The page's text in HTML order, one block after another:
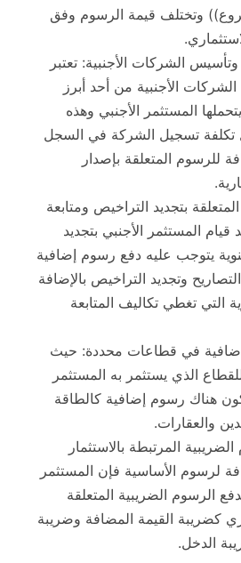
وتختلف قيمة الرسوم وفق
الشركات الأجنبية: تعتبر
الأجنبية من أحد أبرز
المستثمر الأجنبي وهذه
تسجيل الشركة في السجل
للرسوم المتعلقة بإصدار
بتجديد التراخيص ومتابعة
المستثمر الأجنبي بتجديد
يتوجب عليه دفع رسوم إضافية
وتجديد التراخيص بالإضافة
التي تغطي تكاليف المتابعة
في قطاعات محددة: حيث
الذي يستثمر به المستثمر
هناك رسوم إضافية كالطاقة
والعقارات.
المرتبطة بالاستثمار
لرسوم الأساسية فإن المستثمر
الرسوم الضريبية المتعلقة
كضريبة القيمة المضافة وضريبة
الدخل.